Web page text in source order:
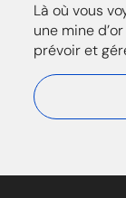
Là où vous
une mine
prévoir et